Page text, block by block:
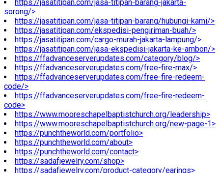
https://jasatitipan.com/jasa-titipan-barang-jakarta-
sorong/>
https://jasatitipan.com/jasa-titipan-barang/hubungi-kami/>
https://jasatitipan.com/ekspedisi-pengiriman-buah/>
https://jasatitipan.com/cargo-murah-jakarta-lampung/>
https://jasatitipan.com/jasa-ekspedisi-jakarta-ke-ambon/>
https://ffadvanceserverupdates.com/category/blog/>
https://ffadvanceserverupdates.com/free-fire-max/>
https://ffadvanceserverupdates.com/free-fire-redeem-
code/>
https://ffadvanceserverupdates.com/free-fire-redeem-
code>
https://www.mooreschapelbaptistchurch.org/leadership>
https://www.mooreschapelbaptistchurch.org/new-page-1>
https://punchtheworld.com/portfolio>
https://punchtheworld.com/about>
https://punchtheworld.com/contact>
https://sadafjewelry.com/shop>
https://sadafjewelry.com/product-category/earings>